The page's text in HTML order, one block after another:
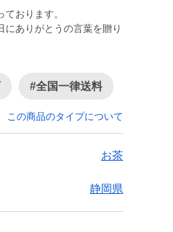
おります。
ありがとうの言葉を贈り
#全国一律送料
この商品のタイプについて
お茶
静岡県